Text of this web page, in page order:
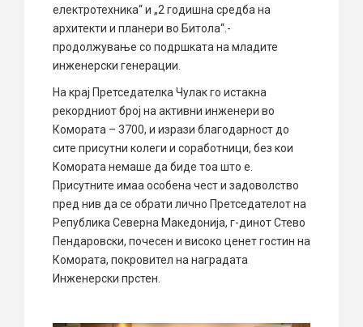
електротехника“ и „2 годишна средба на
архитекти и планери во Битола“.-
продолжување со подршката на младите
инженерски генерации.
На крај Претседателка Чулак го истакна
рекордниот број на активни инженери во
Комората – 3700, и изрази благодарност до
сите присутни колеги и соработници, без кои
Комората немаше да биде тоа што е.
Присутните имаа особена чест и задоволство
пред нив да се обрати лично Претседателот на
Република Северна Македонија, г-динот Стево
Пендаровски, почесен и високо ценет гостин на
Комората, покровител на наградата
Инженерски прстен.